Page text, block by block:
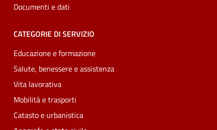
Documenti e dati
CATEGORIE DI SERVIZIO
Educazione e formazione
Salute, benessere e assistenza
Vita lavorativa
Mobilità e trasporti
Catasto e urbanistica